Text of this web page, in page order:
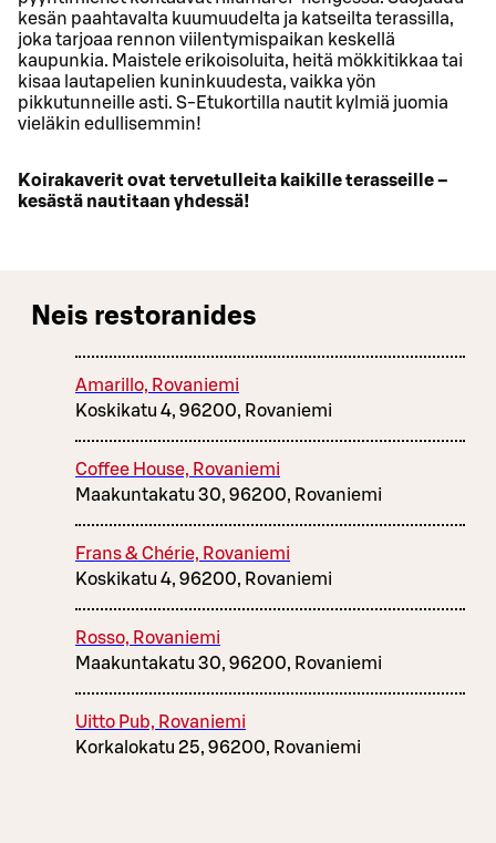
kesän paahtavalta kuumuudelta ja katseilta terassilla,
joka tarjoaa rennon viilentymispaikan keskellä
kaupunkia. Maistele erikoisoluita, heitä mökkitikkaa tai
kisaa lautapelien kuninkuudesta, vaikka yön
pikkutunneille asti. S-Etukortilla nautit kylmiä juomia
vieläkin edullisemmin!
Koirakaverit ovat tervetulleita kaikille terasseille –
kesästä nautitaan yhdessä!
Neis restoranides
Amarillo, Rovaniemi
Koskikatu 4, 96200, Rovaniemi
Coffee House, Rovaniemi
Maakuntakatu 30, 96200, Rovaniemi
Frans & Chérie, Rovaniemi
Koskikatu 4, 96200, Rovaniemi
Rosso, Rovaniemi
Maakuntakatu 30, 96200, Rovaniemi
Uitto Pub, Rovaniemi
Korkalokatu 25, 96200, Rovaniemi